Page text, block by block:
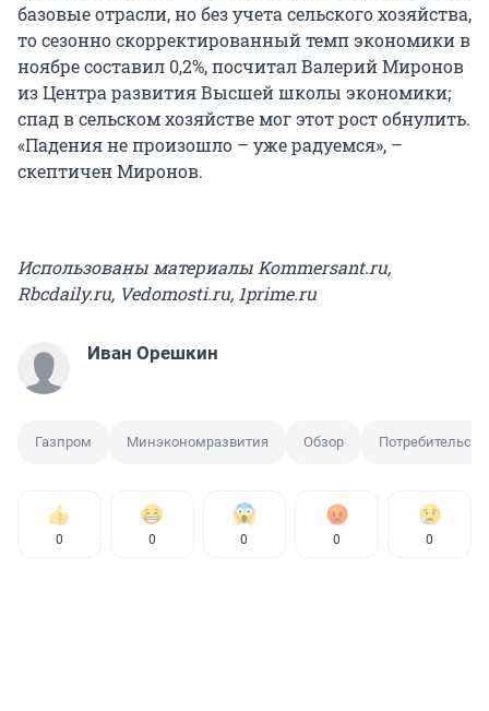
базовые отрасли, но без учета сельского хозяйства,
то сезонно скорректированный темп экономики в
ноябре составил 0,2%, посчитал Валерий Миронов
из Центра развития Высшей школы экономики;
спад в сельском хозяйстве мог этот рост обнулить.
«Падения не произошло – уже радуемся», –
скептичен Миронов.
Использованы материалы Kommersant.ru,
Rbcdaily.ru, Vedomosti.ru, 1prime.ru
Иван Орешкин
Газпром Минэкономразвития Обзор
0 0 0 0 0